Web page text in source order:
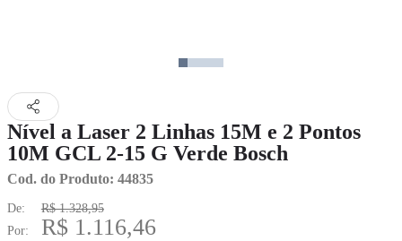
Nível a Laser 2 Linhas 15M e 2 Pontos
10M GCL 2-15 G Verde Bosch
Cod. do Produto: 44835
De:
R$ 1.328,95
Por:
R$ 1.116,46